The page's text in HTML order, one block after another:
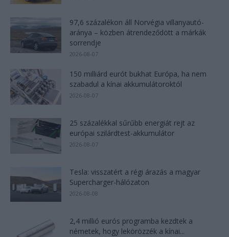
97,6 százalékon áll Norvégia villanyautó-
aránya – közben átrendeződött a márkák
sorrendje
2026-08-07
150 milliárd eurót bukhat Európa, ha nem
szabadul a kínai akkumulátoroktól
2026-08-07
25 százalékkal sűrűbb energiát rejt az
európai szilárdtest-akkumulátor
2026-08-07
Tesla: visszatért a régi árazás a magyar
Supercharger-hálózaton
2026-08-08
2,4 millió eurós programba kezdtek a
németek, hogy lekörözzék a kínai...